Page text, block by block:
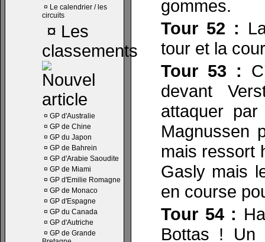
¤ Le calendrier / les
circuits
¤ Les
classements
¤ GP d'Australie
¤ GP de Chine
¤ GP du Japon
¤ GP de Bahrein
¤ GP d'Arabie Saoudite
¤ GP de Miami
¤ GP d'Emilie Romagne
¤ GP de Monaco
¤ GP d'Espagne
¤ GP du Canada
¤ GP d'Autriche
¤ GP de Grande
gommes.
Tour 52 :
tour et la
Tour 53 :
devant
attaquer
Magnussen
mais ressort
Gasly mais
en course
Tour 54 :
Bottas ! Un